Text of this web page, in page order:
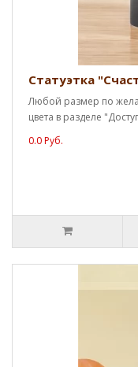
Статуэтка
Любой размер по
цвета в разделе
0.0 Руб.